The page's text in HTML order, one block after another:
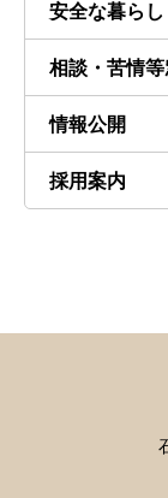
安全な暮ら
相談・苦情等
情報公開
採用案内